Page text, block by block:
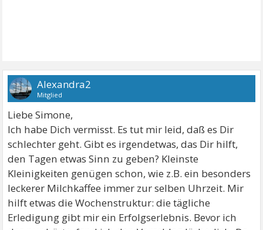
Alexandra2
Mitglied
Liebe Simone,
Ich habe Dich vermisst. Es tut mir leid, daß es Dir
schlechter geht. Gibt es irgendetwas, das Dir hilft,
den Tagen etwas Sinn zu geben? Kleinste
Kleinigkeiten genügen schon, wie z.B. ein besonders
leckerer Milchkaffee immer zur selben Uhrzeit. Mir
hilft etwas die Wochenstruktur: die tägliche
Erledigung gibt mir ein Erfolgserlebnis. Bevor ich